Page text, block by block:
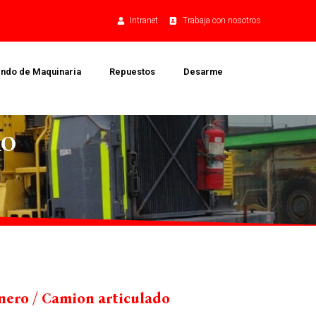
Intranet Trabaja con nosotros
de Maquinaria Repuestos Desarme
/ Camion articulado